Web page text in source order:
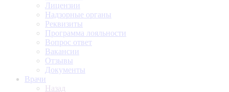
Лицензии
Надзорные органы
Реквизиты
Программа лояльности
Вопрос ответ
Вакансии
Отзывы
Документы
Врачи
Назад